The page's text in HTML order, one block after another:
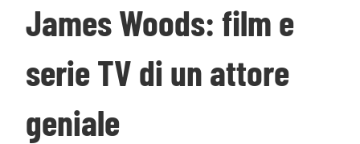
James Woods: film e
serie TV di un attore
geniale